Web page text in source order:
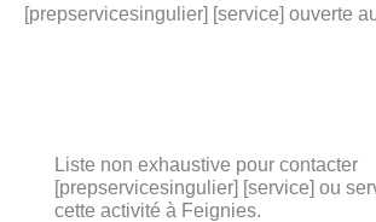
[prepservicesingulier] [service] ouverte
Liste non exhaustive pour contacter
[prepservicesingulier] [service] ou
cette activité à Feignies.